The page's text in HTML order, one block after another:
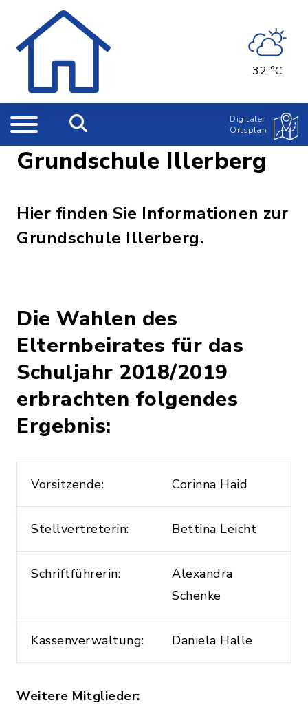
32 °C
Digitaler
Ortsplan
Grundschule Illerberg
Hier finden Sie Informationen zur
Grundschule Illerberg.
Die Wahlen des
Elternbeirates für das
Schuljahr 2018/2019
erbrachten folgendes
Ergebnis:
Vorsitzende: Corinna Haid
Stellvertreterin: Bettina Leicht
Schriftführerin:
Alexandra
Schenke
Kassenverwaltung: Daniela Halle
Weitere Mitglieder: